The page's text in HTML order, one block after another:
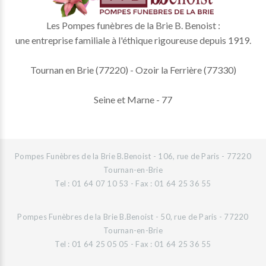
Les Pompes funèbres de la Brie B. Benoist :
une entreprise familiale à l'éthique rigoureuse depuis 1919.
Tournan en Brie (77220) - Ozoir la Ferrière (77330)
Seine et Marne - 77
Pompes Funèbres de la Brie B.Benoist - 106, rue de Paris - 77220
Tournan-en-Brie
Tel : 01 64 07 10 53 - Fax : 01 64 25 36 55
Pompes Funèbres de la Brie B.Benoist - 50, rue de Paris - 77220
Tournan-en-Brie
Tel : 01 64 25 05 05 - Fax : 01 64 25 36 55